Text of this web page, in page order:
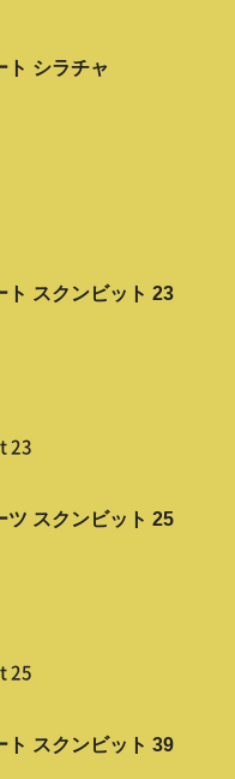
ト シラチャ
ト スクンビット 23
23
ツ スクンビット 25
25
ト スクンビット 39